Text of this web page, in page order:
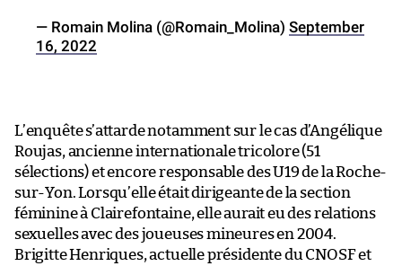
— Romain Molina (@Romain_Molina) September
16, 2022
L’enquête s’attarde notamment sur le cas d’Angélique
Roujas, ancienne internationale tricolore (51
sélections) et encore responsable des U19 de la Roche-
sur-Yon. Lorsqu’elle était dirigeante de la section
féminine à Clairefontaine, elle aurait eu des relations
sexuelles avec des joueuses mineures en 2004.
Brigitte Henriques, actuelle présidente du CNOSF et